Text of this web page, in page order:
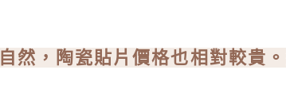
然，陶瓷貼片價格也相對較貴。